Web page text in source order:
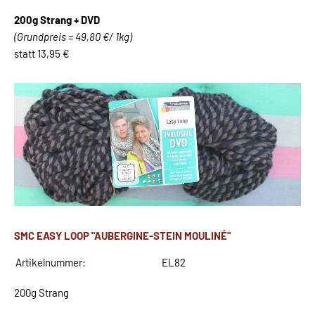
200g Strang + DVD
(Grundpreis = 49,80 €/ 1kg)
statt 13,95 €
SMC EASY LOOP "AUBERGINE-STEIN MOULINÉ"
Artikelnummer: EL82
200g Strang